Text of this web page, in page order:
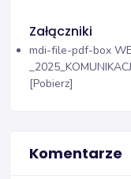
Załączniki
mdi-file-pdf-box
[Pobierz]
Komentarze